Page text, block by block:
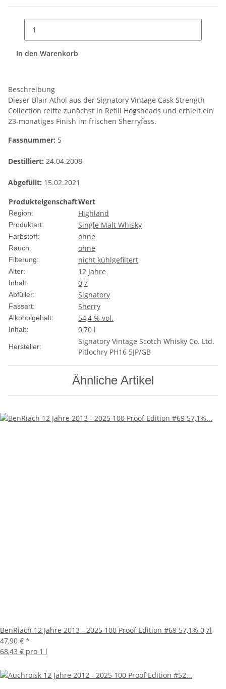
In den Warenkorb
Beschreibung
Dieser Blair Athol aus der Signatory Vintage Cask Strength
Collection reifte zunächst in Refill Hogsheads und erhielt ein
23-monatiges Finish im frischen Sherryfass.
Fassnummer: 5
Destilliert: 24.04.2008
Abgefüllt: 15.02.2021
ProdukteigenschaftWert
Region: Highland
Produktart: Single Malt Whisky
Farbstoff: ohne
Rauch: ohne
Filterung: nicht kühlgefiltert
Alter: 12 Jahre
Inhalt: 0,7
Abfüller: Signatory
Fassart: Sherry
Alkoholgehalt: 54,4 % vol.
Inhalt: 0,70 l
Hersteller:
Signatory Vintage Scotch Whisky Co. Ltd.
Pitlochry PH16 5JP/GB
Ähnliche Artikel
BenRiach 12 Jahre 2013 - 2025 100 Proof Edition #69 57,1% 0,7l
47,90 € *
68,43 € pro 1 l